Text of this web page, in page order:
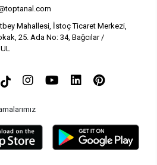
Mahallesi, İstoç Ticaret Merkezi,
25. Ada No: 34, Bağcılar /